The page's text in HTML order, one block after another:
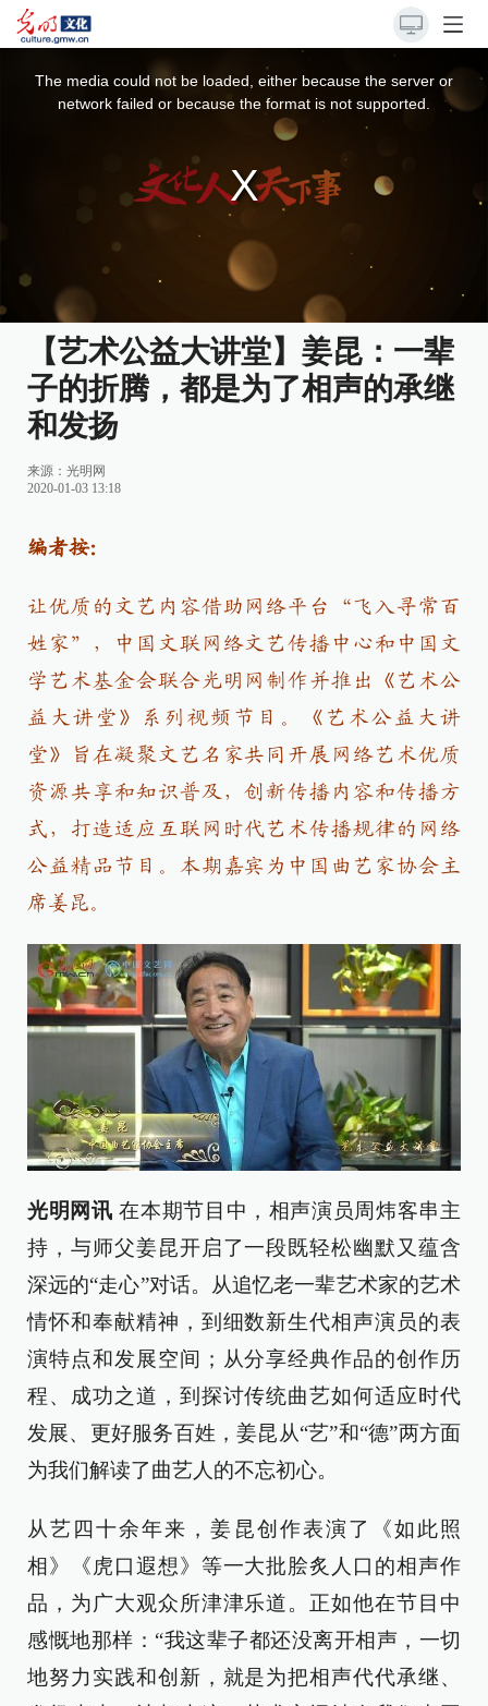
The media could not be loaded, either because the server or
network failed or because the format is not supported.
【艺术公益大讲堂】姜昆：一辈
子的折腾，都是为了相声的承继
和发扬
来源： 光明网
2020-01-03 13:18
编者按：
让优质的文艺内容借助网络平台“飞入寻常百
姓家”，中国文联网络文艺传播中心和中国文
学艺术基金会联合光明网制作并推出《艺术公
益大讲堂》系列视频节目。《艺术公益大讲
堂》旨在凝聚文艺名家共同开展网络艺术优质
资源共享和知识普及，创新传播内容和传播方
式，打造适应互联网时代艺术传播规律的网络
公益精品节目。本期嘉宾为中国曲艺家协会主
席姜昆。
光明网讯 在本期节目中，相声演员周炜客串主
持，与师父姜昆开启了一段既轻松幽默又蕴含
深远的“走心”对话。从追忆老一辈艺术家的艺术
情怀和奉献精神，到细数新生代相声演员的表
演特点和发展空间；从分享经典作品的创作历
程、成功之道，到探讨传统曲艺如何适应时代
发展、更好服务百姓，姜昆从“艺”和“德”两方面
为我们解读了曲艺人的不忘初心。
从艺四十余年来，姜昆创作表演了《如此照
相》《虎口遐想》等一大批脍炙人口的相声作
品，为广大观众所津津乐道。正如他在节目中
感慨地那样：“我这辈子都还没离开相声，一切
地努力实践和创新，就是为把相声代代承继、